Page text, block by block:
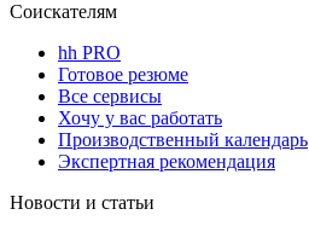
Соискателям
hh PRO
Готовое резюме
Все сервисы
Хочу у вас работать
Производственный календарь
Экспертная рекомендация
Новости и статьи